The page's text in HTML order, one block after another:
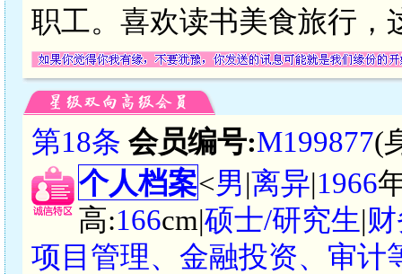
职工。喜欢读书美食旅行，
第18条 会员编号:M199877(
个人档案<男|离异|1966
高:166cm|硕士/研究生|
项目管理、金融投资、审计